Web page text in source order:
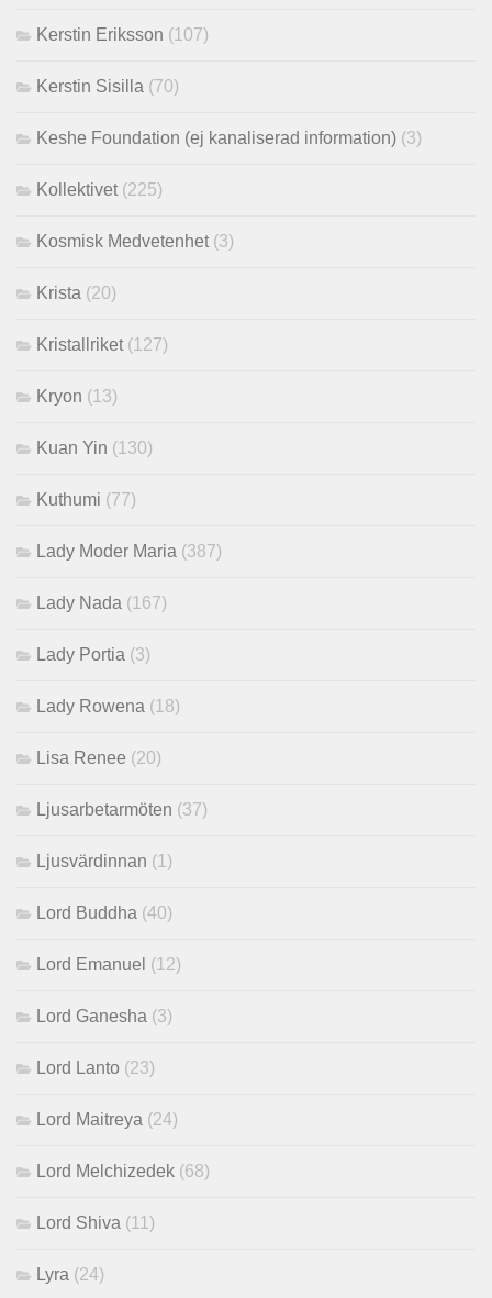
Kerstin Eriksson (107)
Kerstin Sisilla (70)
Keshe Foundation (ej kanaliserad information) (3)
Kollektivet (225)
Kosmisk Medvetenhet (3)
Krista (20)
Kristallriket (127)
Kryon (13)
Kuan Yin (130)
Kuthumi (77)
Lady Moder Maria (387)
Lady Nada (167)
Lady Portia (3)
Lady Rowena (18)
Lisa Renee (20)
Ljusarbetarmöten (37)
Ljusvärdinnan (1)
Lord Buddha (40)
Lord Emanuel (12)
Lord Ganesha (3)
Lord Lanto (23)
Lord Maitreya (24)
Lord Melchizedek (68)
Lord Shiva (11)
Lyra (24)